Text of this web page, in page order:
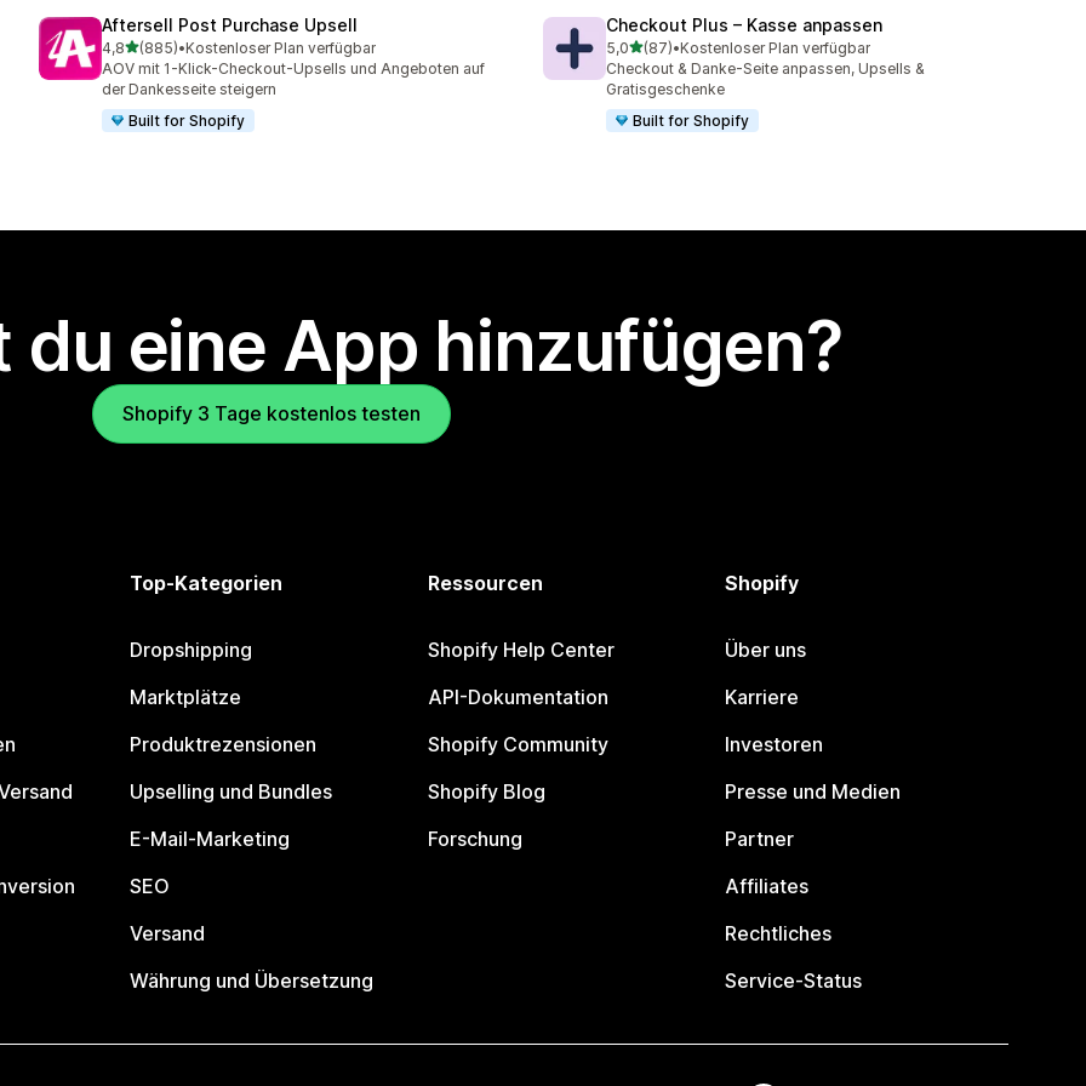
Aftersell Post Purchase Upsell
4,8von 5 Sternen
(885)
885 Rezensionen insgesamt
•Kostenloser Plan verfügbar
AOV mit 1-Klick-Checkout-Upsells und Angeboten auf
der Dankesseite steigern
Built for Shopify
Checkout Plus – Kasse anpassen
5,0von 5 Sternen
(87)
87 Rezensionen insgesamt
•Kostenloser Plan verfügbar
Checkout & Danke-Seite anpassen, Upsells &
Gratisgeschenke
Built for Shopify
du eine App hinzufügen?
Shopify 3 Tage kostenlos testen
Top-Kategorien
Dropshipping
Marktplätze
Produktrezensionen
Upselling und Bundles
E-Mail-Marketing
SEO
Versand
Währung und Übersetzung
Ressourcen
Shopify Help Center
API-Dokumentation
Shopify Community
Shopify Blog
Forschung
Shopify
Über uns
Karriere
Investoren
Presse und Medien
Partner
Affiliates
Rechtliches
Service-Status